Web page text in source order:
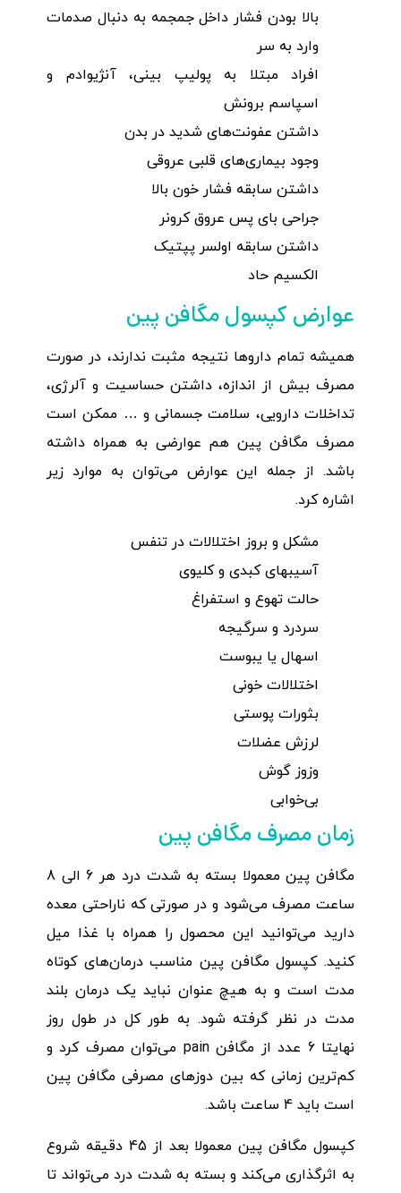
بالا بودن فشار داخل جمجمه به دنبال صدمات
وارد به سر
افراد مبتلا به پولیپ بینی، آنژیوادم و
اسپاسم برونش
داشتن عفونت‌های شدید در بدن
وجود بیماری‌های قلبی عروقی
داشتن سابقه فشار خون بالا
جراحی بای پس عروق کرونر
داشتن سابقه اولسر پپتیک
الکسیم حاد
عوارض کپسول مگافن پین
همیشه تمام داروها نتیجه مثبت ندارند، در صورت
مصرف بیش از اندازه، داشتن حساسیت و آلرژی،
تداخلات دارویی، سلامت جسمانی و … ممکن است
مصرف مگافن پین هم عوارضی به همراه داشته
باشد. از جمله این عوارض می‌توان به موارد زیر
اشاره کرد.
مشکل و بروز اختلالات در تنفس
آسیب‎های کبدی و کلیوی
حالت تهوع و استفراغ
سردرد و سرگیجه
اسهال یا یبوست
اختلالات خونی
بثورات پوستی
لرزش عضلات
وزوز گوش
بی‌خوابی
زمان مصرف مگافن پین
مگافن پین معمولا بسته به شدت درد هر 6 الی 8
ساعت مصرف می‌شود و در صورتی که ناراحتی معده
دارید می‌توانید این محصول را همراه با غذا میل
کنید. کپسول مگافن پین مناسب درمان‌های کوتاه
مدت است و به هیچ عنوان نباید یک درمان بلند
مدت در نظر گرفته شود. به طور کل در طول روز
نهایتا 6 عدد از مگافن pain می‌توان مصرف کرد و
کم‌ترین زمانی که بین دوزهای مصرفی مگافن پین
است باید 4 ساعت باشد.
کپسول مگافن پین معمولا بعد از 45 دقیقه شروع
به اثرگذاری می‌کند و بسته به شدت درد می‌تواند تا